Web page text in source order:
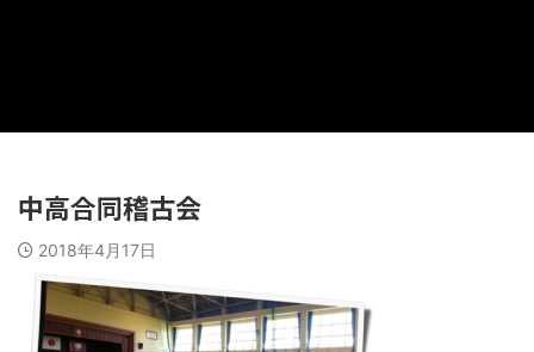
中高合同稽古会
2018年4月17日